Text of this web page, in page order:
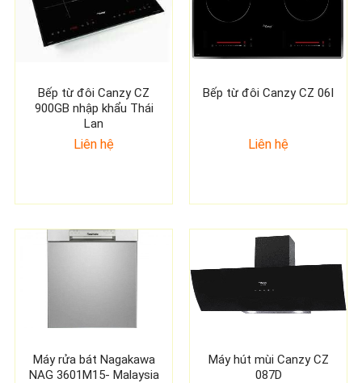
Bếp từ đôi Canzy CZ
900GB nhập khẩu Thái
Lan
Liên hệ
Bếp từ đôi Canzy CZ 06I
Liên hệ
Máy rửa bát Nagakawa
NAG 3601M15- Malaysia
Máy hút mùi Canzy CZ
087D